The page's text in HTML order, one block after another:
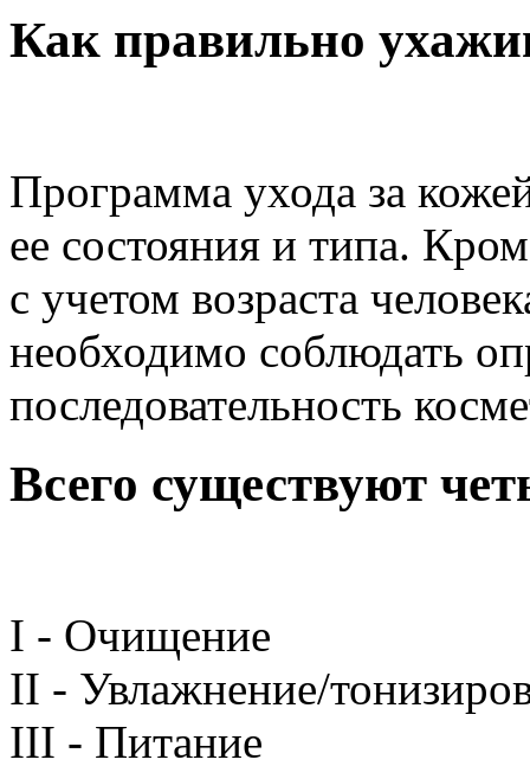
Как правильно
Программа ухода за
ее состояния и типа.
с учетом возраста
необходимо соблюдать
последовательность
Всего существуют
I - Очищение
II - Увлажнение/
III - Питание